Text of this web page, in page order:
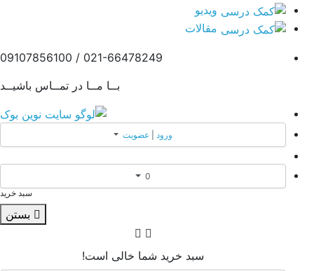
ویدیو
مقالات
021-66478249 / 09107856100
بــا مــا در تمــاس باشیــد
ورود | عضویت
سبد خرید
سبد خرید شما خالی است!